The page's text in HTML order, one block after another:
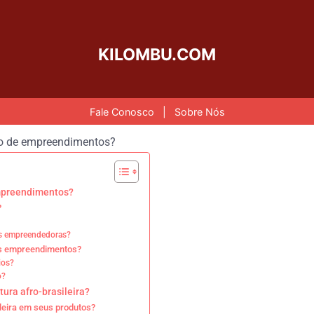
KILOMBU.COM
Fale Conosco Sobre Nós
empreendedoras?
empreendimentos?
afro-brasileira?
em seus produtos?